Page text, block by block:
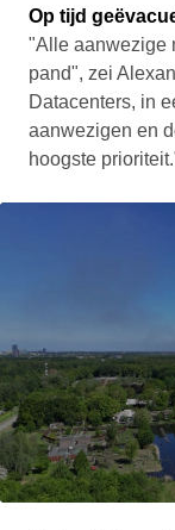
Op tijd
"Alle aanwezige
pand", zei
Datacenters, in
aanwezigen en
hoogste